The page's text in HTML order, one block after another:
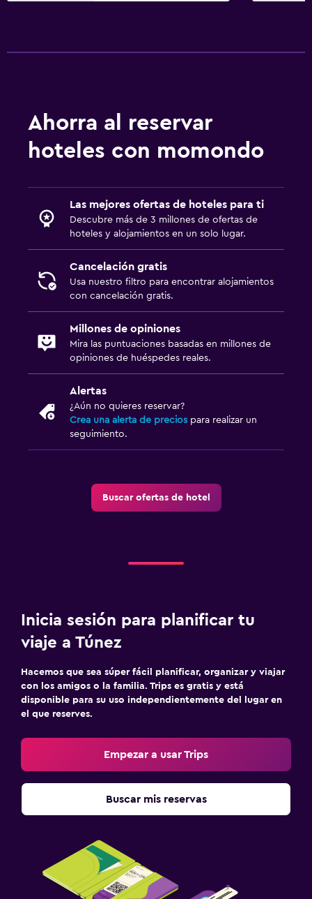
Ahorra al reservar
hoteles con momondo
Las mejores ofertas de hoteles para ti
Descubre más de 3 millones de ofertas de
hoteles y alojamientos en un solo lugar.
Cancelación gratis
Usa nuestro filtro para encontrar alojamientos
con cancelación gratis.
Millones de opiniones
Mira las puntuaciones basadas en millones de
opiniones de huéspedes reales.
Alertas
¿Aún no quieres reservar?
Crea una alerta de precios para realizar un
seguimiento.
Buscar ofertas de hotel
Inicia sesión para planificar tu
viaje a Túnez
Hacemos que sea súper fácil planificar, organizar y viajar
con los amigos o la familia. Trips es gratis y está
disponible para su uso independientemente del lugar en
el que reserves.
Empezar a usar Trips
Buscar mis reservas